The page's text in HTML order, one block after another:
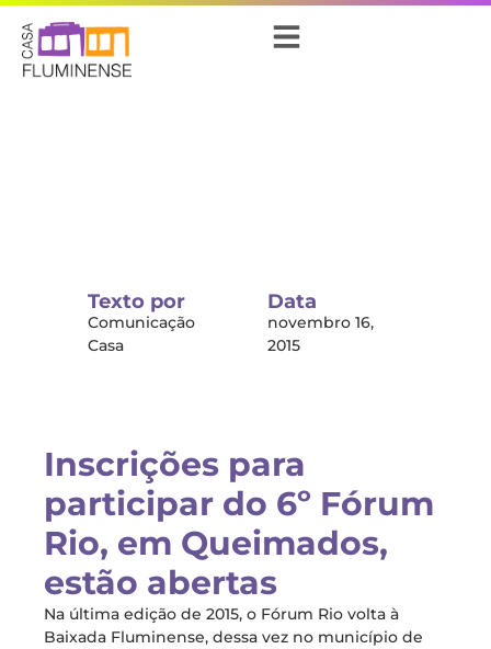
Texto por
Comunicação
Casa
Data
novembro 16,
2015
Inscrições para
participar do 6º Fórum
Rio, em Queimados,
estão abertas
Na última edição de 2015, o Fórum Rio volta à
Baixada Fluminense, dessa vez no município de